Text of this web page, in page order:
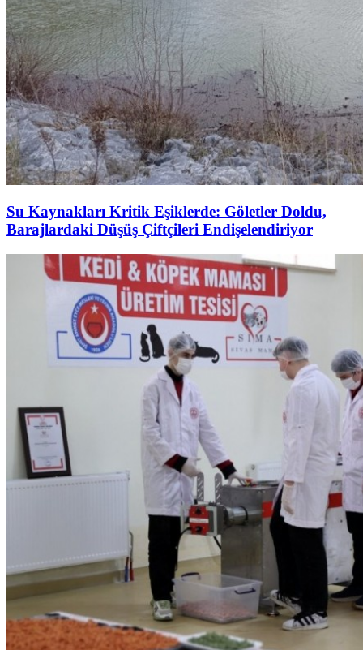
Su Kaynakları Kritik Eşiklerde: Göletler Doldu,
Barajlardaki Düşüş Çiftçileri Endişelendiriyor